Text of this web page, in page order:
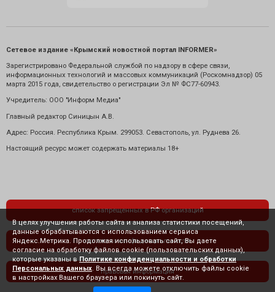
Сетевое издание «Крымский новостной портал INFORMER»
Зарегистрировано Федеральной службой по надзору в сфере связи,
информационных технологий и массовых коммуникаций (Роскомнадзор) 05
марта 2015 года, свидетельство о регистрации Эл № ФС77-60943.
Учредитель: ООО "Информ Медиа"
Главный редактор Синицын А.В.
Адрес: Россия. Республика Крым. 299053. Севастополь, ул. Руднева 26.
Настоящий ресурс может содержать материалы 18+
список запрещенных в РФ организаций
политика конфиденциальности
правовая информация
В целях улучшения работы сайта и анализа статистики посещений,
данные обрабатываются с использованием сервиса
Яндекс.Метрика. Продолжая использовать сайт, Вы даете
согласие на обработку файлов cookie (пользовательских данных),
которые указаны в Политике конфиденциальности и обработки
Персональных данных . Вы всегда можете отключить файлы cookie
в настройках Вашего браузера или покинуть сайт.